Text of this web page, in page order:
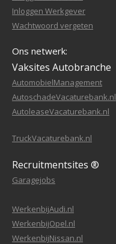
Inloggen Werkgever
Wachtwoord vergeten
Ons netwerk:
Vaksites Autobranche
AutomobielManagement
AutoschadeVacaturebank.nl
AutoleaseVacaturebank.nl
TruckVacaturebank.nl
Recruitmentsites ®
Garagejobs
WerkenbijAudi.nl
WerkenbijOpel.nl
WerkenbijNissan.nl